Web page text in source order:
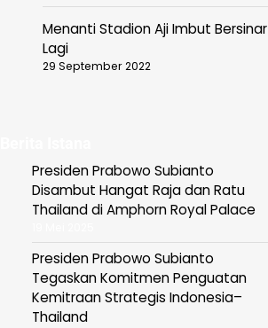
Menanti Stadion Aji Imbut Bersinar
Lagi
29 September 2022
Presiden Prabowo Subianto
Disambut Hangat Raja dan Ratu
Thailand di Amphorn Royal Palace
Presiden Prabowo Subianto
Tegaskan Komitmen Penguatan
Kemitraan Strategis Indonesia–
Thailand